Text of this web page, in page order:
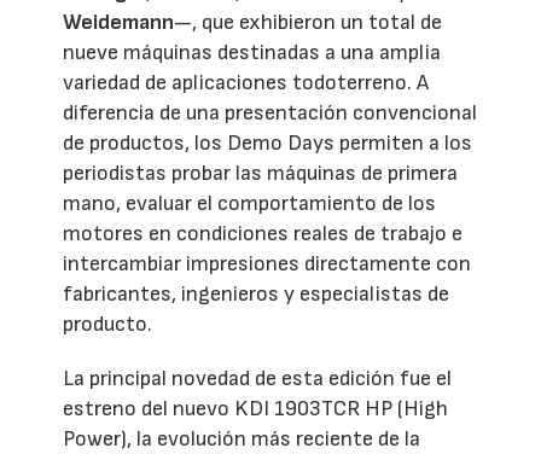
Weidemann—, que exhibieron un total de
nueve máquinas destinadas a una amplia
variedad de aplicaciones todoterreno. A
diferencia de una presentación convencional
de productos, los Demo Days permiten a los
periodistas probar las máquinas de primera
mano, evaluar el comportamiento de los
motores en condiciones reales de trabajo e
intercambiar impresiones directamente con
fabricantes, ingenieros y especialistas de
producto.
La principal novedad de esta edición fue el
estreno del nuevo KDI 1903TCR HP (High
Power), la evolución más reciente de la